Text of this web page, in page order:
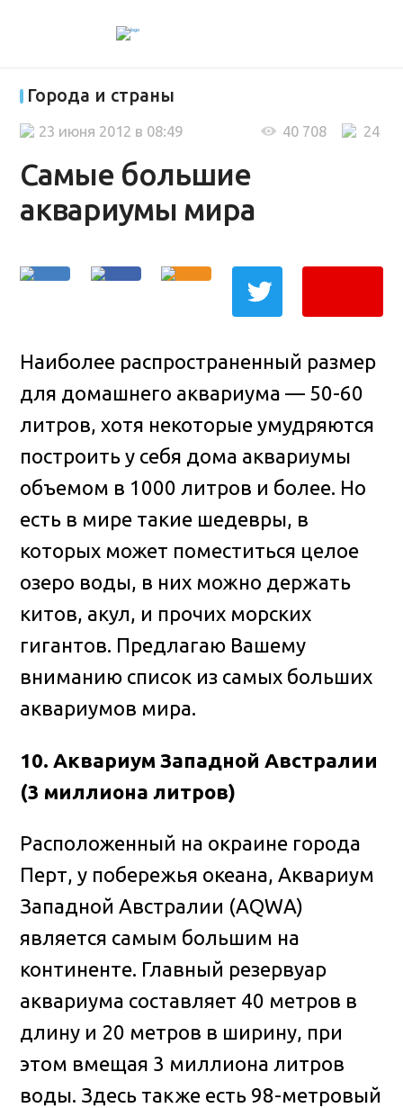
Города и страны
Самые большие
аквариумы мира
24
40 708
23 июня 2012 в 08:49
Наиболее распространенный размер
для домашнего аквариума — 50-60
литров, хотя некоторые умудряются
построить у себя дома аквариумы
объемом в 1000 литров и более. Но
есть в мире такие шедевры, в
которых может поместиться целое
озеро воды, в них можно держать
китов, акул, и прочих морских
гигантов. Предлагаю Вашему
вниманию список из самых больших
аквариумов мира.
10. Аквариум Западной Австралии
(3 миллиона литров)
Расположенный на окраине города
Перт, у побережья океана, Аквариум
Западной Австралии (AQWA)
является самым большим на
континенте. Главный резервуар
аквариума составляет 40 метров в
длину и 20 метров в ширину, при
этом вмещая 3 миллиона литров
воды. Здесь также есть 98-метровый